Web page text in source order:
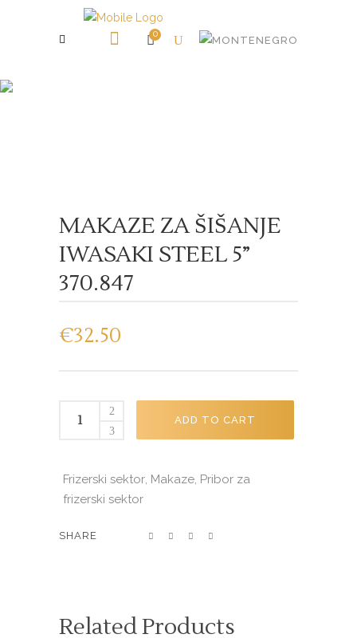
0
MAKAZE ZA ŠIŠANJE
IWASAKI STEEL 5”
370.847
€32.50
370.847
ADD TO CART
Frizerski sektor Makaze Pribor za
frizerski sektor
SHARE
Related Products